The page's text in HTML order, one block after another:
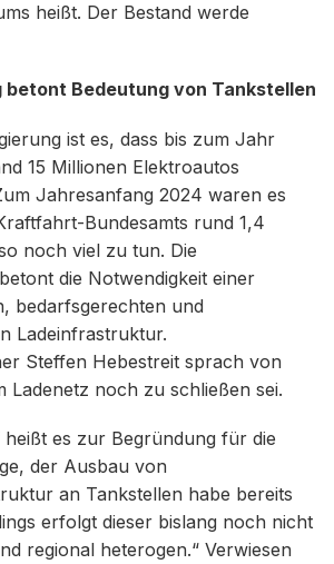
heißt. Der Bestand werde
betont Bedeutung von Tankstellen
ist es, dass bis zum Jahr
15 Millionen Elektroautos
Jahresanfang 2024 waren es
Bundesamts rund 1,4
noch viel zu tun. Die
die Notwendigkeit einer
bedarfsgerechten und
Ladeinfrastruktur.
Steffen Hebestreit sprach von
Ladenetz noch zu schließen sei.
es zur Begründung für die
der Ausbau von
an Tankstellen habe bereits
erfolgt dieser bislang noch nicht
regional heterogen.“ Verwiesen